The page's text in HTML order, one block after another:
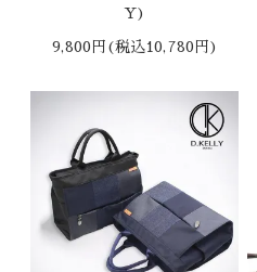
Y)
9,800円(税込10,780円)